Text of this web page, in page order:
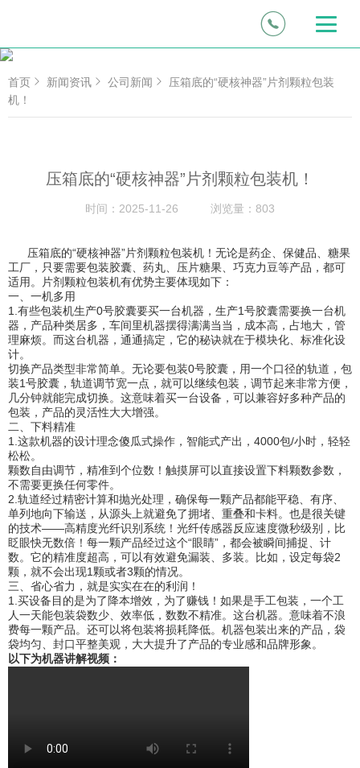
首页 新闻资讯 公司新闻
压箱底的“硬核神器”片剂颗粒包装
机！
压箱底的“硬核神器”片剂颗粒包装机！
时间： 2025-11-26 浏览量： 803
压箱底的“硬核神器”片剂颗粒包装机！无论是药企、保健品、糖果
工厂，只要需要包装胶囊、药丸、压片糖果、巧克力豆等产品，都可
适用。片剂颗粒包装机有优势主要体现如下：
一、一机多用
1.有些包装机生产0号胶囊要买一台机器，生产1号胶囊需要换一台机
器，产品种类居多，车间里机器摆得满满当当，成本高，占地大，管
理麻烦。而这台机器，通通搞定，它的秘诀就在于模块化、标准化设
计。
切换产品类型非常简单。无论要包装0号胶囊，用一个口径的轨道，包
装1号胶囊，轨道调节宽一点，就可以继续包装，调节起来非常方便，
几分钟就能完成切换。这意味着买一台设备，可以兼容好多种产品的
包装，产品的灵活性大大增强。
二、下料精准
1.这款机器的设计理念傻瓜式操作，智能式产出，4000包/小时，轻轻
松松。
颗数自由调节，精准到个位数！触摸屏可以直接设置下料颗数参数，
不需要更换任何零件。
2.轨道经过精密计算和抛光处理，确保每一颗产品都能平稳、有序、
单列地向下输送，从源头上就避免了拥堵、重叠和卡料。也是很关键
的技术——高精度光纤识别系统！光纤传感器反应速度微秒级别，比
眨眼快无数倍！每一颗产品经过这个“眼睛”，都会被瞬间捕捉、计
数。它的精准度超高，可以有效避免漏装、多装。比如，设定每袋2
颗，就不会出现1颗或者3颗的情况。
三、省心省力，就是实实在在的利润！
1.买设备目的是为了降本增效，为了赚钱！如果是手工包装，一个工
人一天能包装袋数少、效率低，数数不精准。这台机器。意味着不浪
费每一颗产品。还可以将包装将损耗降低。机器包装出来的产品，袋
袋均匀、封口平整美观，大大提升了产品的专业感和品牌形象。
以下为机器讲解视频：